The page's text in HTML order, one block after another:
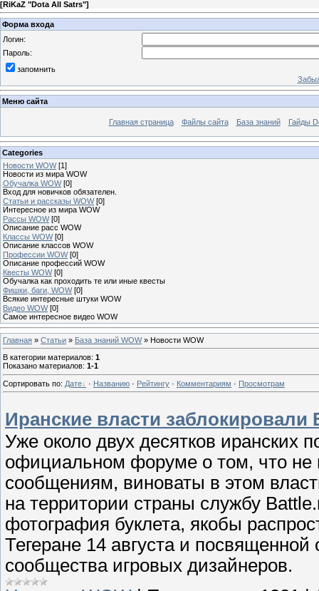
[RiKaZ "Dota All Satrs"]
Форма входа
Логин:
Пароль:
запомнить
Меню сайта
Главная страница Файлы сайта База знаний Гайды
Categories
Новости WOW [1]
Новости из мира WOW
Обучалка WOW [0]
Вход для новичков обязателен.
Статьи и рассказы WOW [0]
Интересное из мира WOW
Рассы WOW [0]
Описание расс WOW
Классы WOW [0]
Описание классов WOW
Профессии WOW [0]
Описание профессий WOW
Квесты WOW [0]
Обучалка как проходить те или иные квесты
Фишки, баги, WOW [0]
Всякие интересные штуки WOW
Видео WOW [0]
Самое интересное видео WOW
Главная » Статьи » База знаний WOW» Новости WOW
В категории материалов: 1
Показано материалов: 1-1
Сортировать по: Дате · Названию · Рейтингу · Комментариям · Просмотрам
Иранские власти заблокировали
Уже около двух десятков иранских
официальном форуме о том, что не
сообщениям, виноваты в этом
на территории страны службу
фотография буклета, якобы
Тегеране 14 августа и
сообщества игровых дизайнеров.